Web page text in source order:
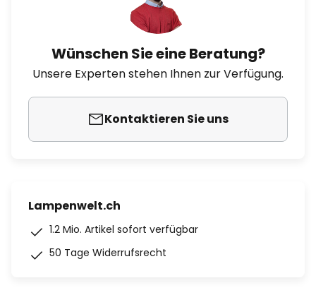
Wünschen Sie eine Beratung?
Unsere Experten stehen Ihnen zur Verfügung.
Kontaktieren Sie uns
Lampenwelt.ch
1.2 Mio. Artikel sofort verfügbar
50 Tage Widerrufsrecht